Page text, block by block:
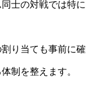
士の対戦では特に
り当ても事前に確
制を整えます。